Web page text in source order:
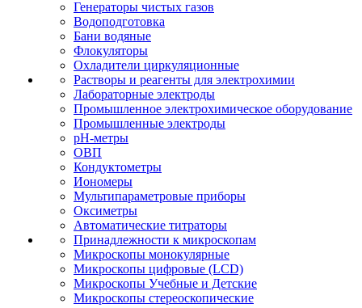
Генераторы чистых газов
Водоподготовка
Бани водяные
Флокуляторы
Охладители циркуляционные
Растворы и реагенты для электрохимии
Лабораторные электроды
Промышленное электрохимическое оборудование
Промышленные электроды
pH-метры
ОВП
Кондуктометры
Иономеры
Мультипараметровые приборы
Оксиметры
Автоматические титраторы
Принадлежности к микроскопам
Микроскопы монокулярные
Микроскопы цифровые (LCD)
Микроскопы Учебные и Детские
Микроскопы стереоскопические